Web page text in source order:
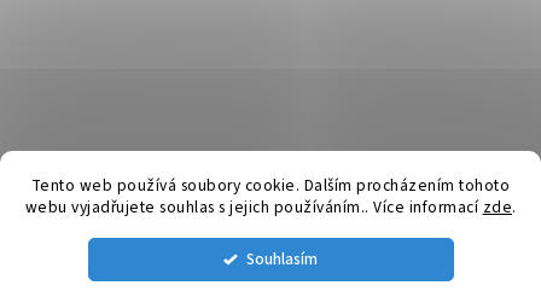
Tento web používá soubory cookie. Dalším procházením tohoto
webu vyjadřujete souhlas s jejich používáním.. Více informací zde.
Souhlasím